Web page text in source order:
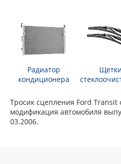
Радиатор
кондиционера
Щетки
Тросик сцепления Ford Transit
модификация автомобиля
03.2006.